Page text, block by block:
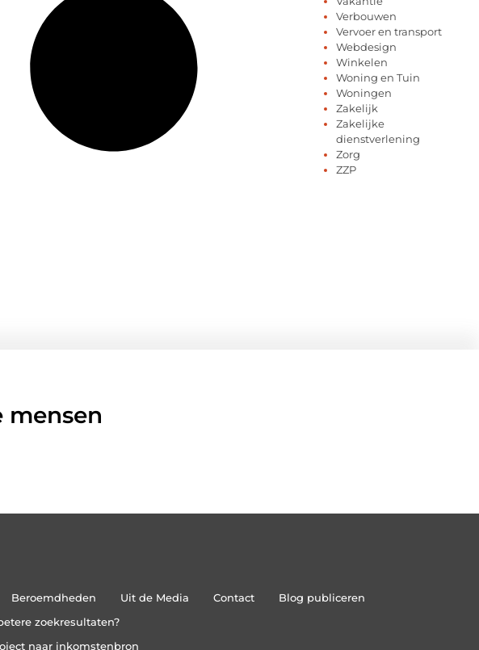
Verbouwen
Vervoer en transport
Webdesign
Winkelen
Woning en Tuin
Woningen
Zakelijk
Zakelijke
dienstverlening
Zorg
ZZP
mensen
Beroemdheden Uit de Media Contact
Blog publiceren
zoekresultaten?
naar inkomstenbron